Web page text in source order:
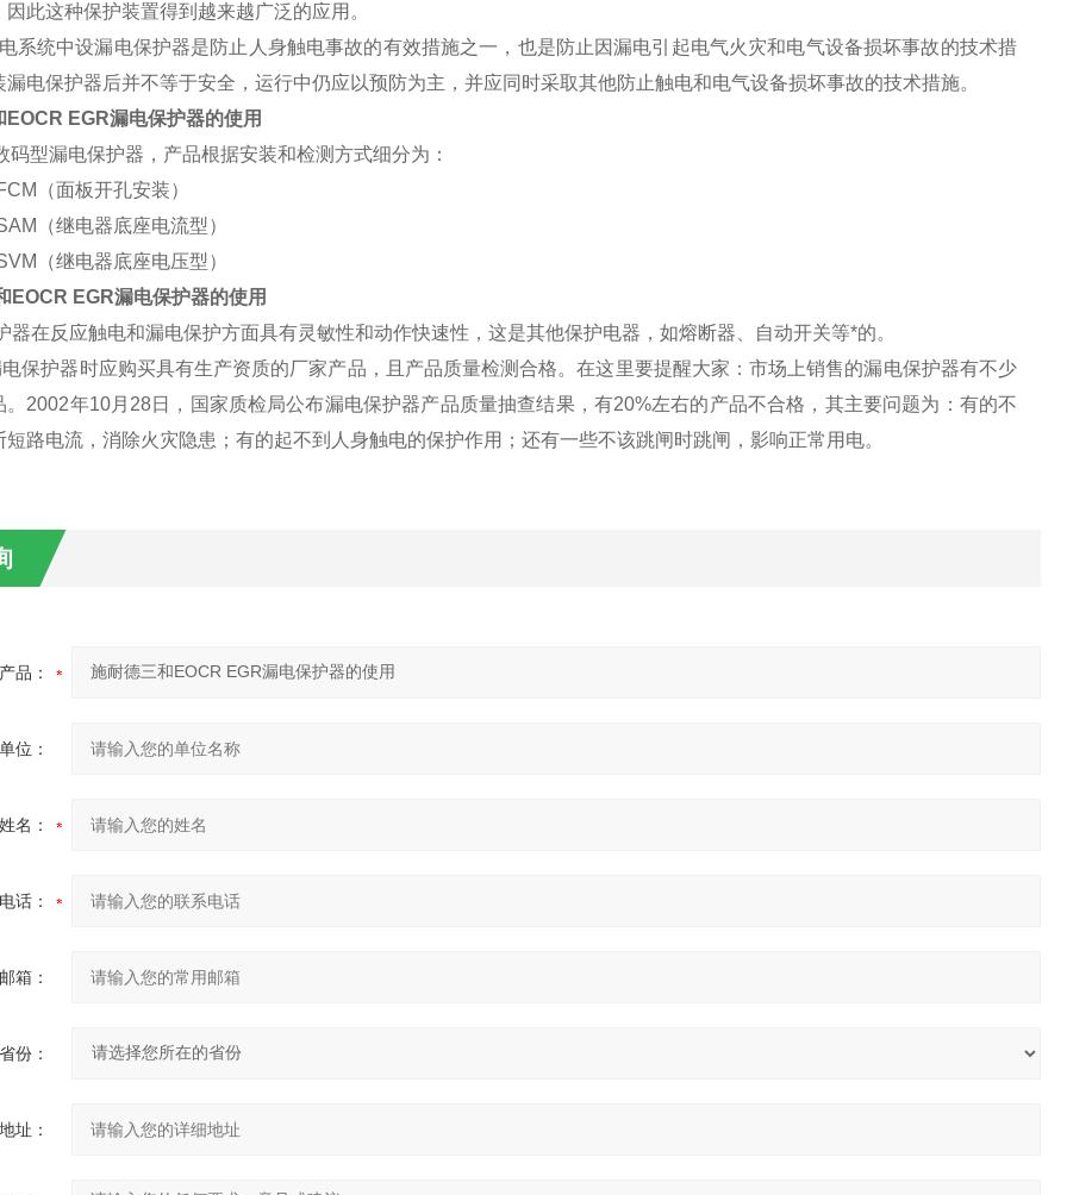
此这种保护装置得到越来越广泛的应用。
统中设漏电保护器是防止人身触电事故的有效措施之一，也是防止因漏电引起电气火灾和电气设备损坏事故的技术措
漏电保护器后并不等于安全，运行中仍应以预防为主，并应同时采取其他防止触电和电气设备损坏事故的技术措施。
EOCR EGR漏电保护器的使用
码型漏电保护器，产品根据安装和检测方式细分为：
（面板开孔安装）
（继电器底座电流型）
（继电器底座电压型）
EOCR EGR漏电保护器的使用
在反应触电和漏电保护方面具有灵敏性和动作快速性，这是其他保护电器，如熔断器、自动开关等*的。
护器时应购买具有生产资质的厂家产品，且产品质量检测合格。在这里要提醒大家：市场上销售的漏电保护器有不少
。2002年10月28日，国家质检局公布漏电保护器产品质量抽查结果，有20%左右的产品不合格，其主要问题为：有的不
短路电流，消除火灾隐患；有的起不到人身触电的保护作用；还有一些不该跳闸时跳闸，影响正常用电。
产品：
位：
名：
话：
箱：
省份：
址：